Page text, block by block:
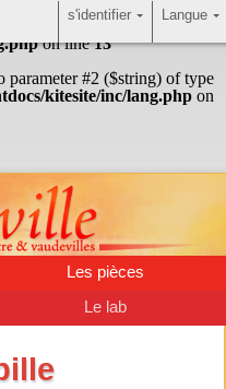
in
on line13
parameter #2 ($string) of type
kitesite/inc/lang.php on
Les pièces
Le lab
Langue
s'identifier